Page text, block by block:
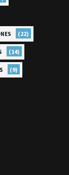
(22)
(14)
(9)